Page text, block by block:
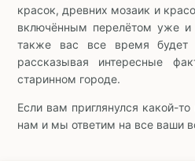
красок, древних мозаик и
включённым перелётом уже
также вас все время будет
рассказывая интересные
старинном городе.
Если вам приглянулся какой-
нам и мы ответим на все ваши